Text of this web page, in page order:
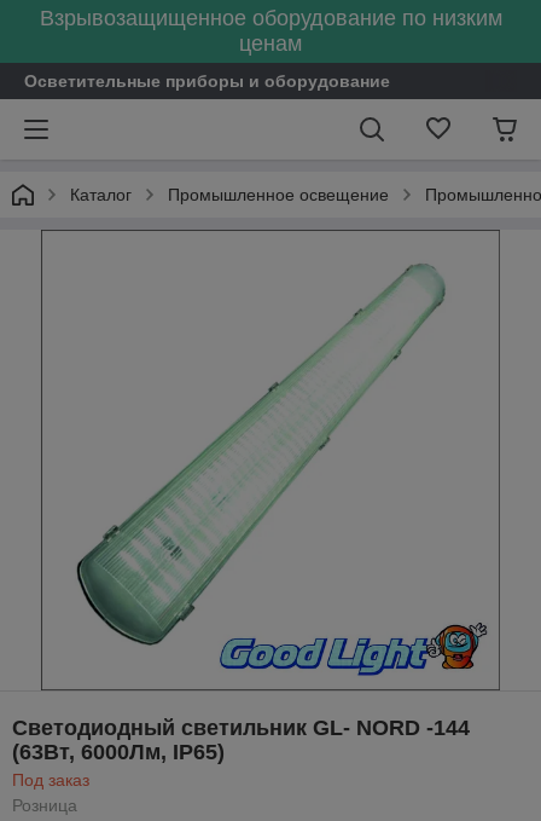
Взрывозащищенное оборудование по низким
ценам
Осветительные приборы и оборудование
Каталог Промышленное освещение
Светодиодный светильник GL- NORD -144
(63Вт, 6000Лм, IP65)
Под заказ
Розница